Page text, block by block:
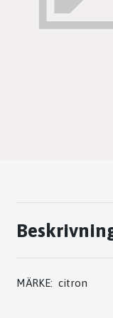
MÄRKE: citron